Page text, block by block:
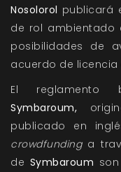
Nosolorol publicará
de rol ambientado
posibilidades de
acuerdo de licencia
El
Symbaroum,
publicado en
crowdfundinga
de Symbaroum